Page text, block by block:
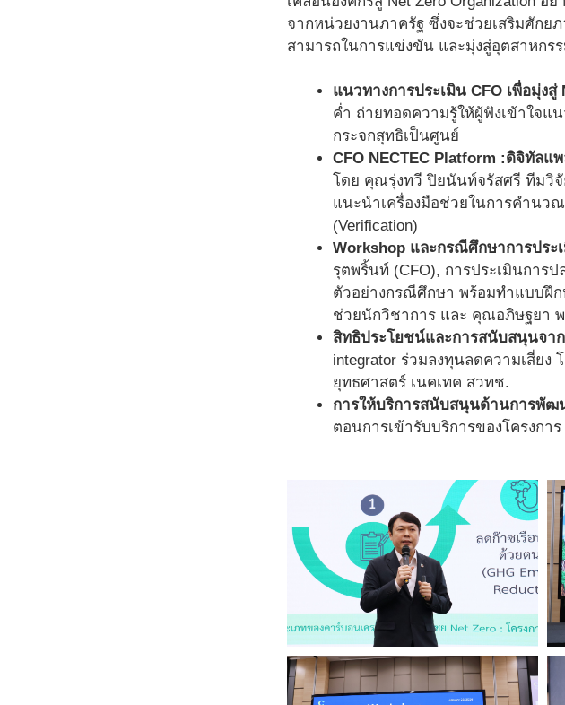
จากหน่วยงานภาครัฐ ซึ่งจะช่วยเสริมศักย
สามารถในการแข่งขัน และมุ่งสู่อุตสาหก
แนวทางการประเมิน CFO เพื่อมุ่งสู่
ค่ำ ถ่ายทอดความรู้ให้ผู้ฟังเข้าใจแ
กระจกสุทธิเป็นศูนย์
CFO NECTEC Platform :ดิจิทัล
โดย คุณรุ่งทวี ปิยนันท์จรัสศรี ทีมวิ
แนะนำเครื่องมือช่วยในการคำนว
(Verification)
Workshop และกรณีศึกษาการประ
รุตพริ้นท์ (CFO), การประเมินการป
ตัวอย่างกรณีศึกษา พร้อมทำแบบฝึ
ช่วยนักวิชาการ และ คุณอภิษฐยา
สิทธิประโยชน์และการสนับสนุนจา
integrator ร่วมลงทุนลดความเสี่ย
ยุทธศาสตร์ เนคเทค สวทช.
การให้บริการสนับสนุนด้านการพัฒ
ตอนการเข้ารับบริการของโครงก